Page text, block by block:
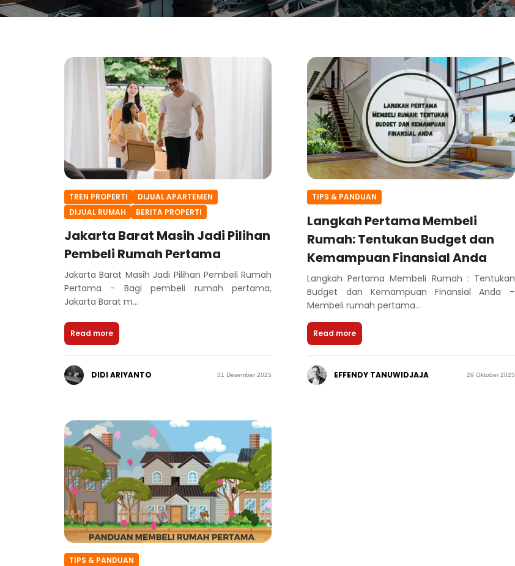
TREN PROPERTI
DIJUAL APARTEMEN
DIJUAL RUMAH
BERITA PROPERTI
Jakarta Barat Masih Jadi Pilihan
Pembeli Rumah Pertama
Jakarta Barat Masih Jadi Pilihan Pembeli Rumah
Pertama - Bagi pembeli rumah pertama,
Jakarta Barat m...
Read more
DIDI ARIYANTO 31 Desember 2025
TIPS & PANDUAN
Langkah Pertama Membeli
Rumah: Tentukan Budget dan
Kemampuan Finansial Anda
Langkah Pertama Membeli Rumah : Tentukan
Budget dan Kemampuan Finansial Anda –
Membeli rumah pertama...
Read more
EFFENDY TANUWIDJAJA 29 Oktober 2025
TIPS & PANDUAN